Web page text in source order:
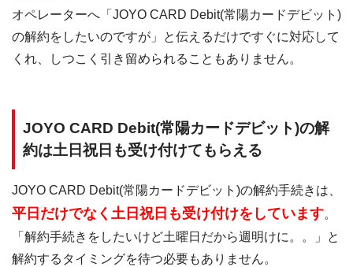
オペレーターへ「JOYO CARD Debit(常陽カードデビット)
の解約をしたいのですが」と伝えるだけですぐに対応して
くれ、しつこく引き留められることもありません。
JOYO CARD Debit(常陽カードデビット)の解
約は土日祝日も受け付けてもらえる
JOYO CARD Debit(常陽カードデビット)の解約手続きは、
平日だけでなく土日祝日も受け付けをしています。
「解約手続きをしたいけど土曜日だから週明けに。。」と
解約するタイミングを待つ必要もありません。